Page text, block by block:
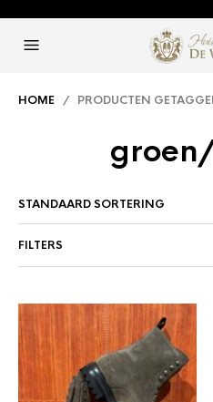
HOME / PRODUCTEN
FILTERS